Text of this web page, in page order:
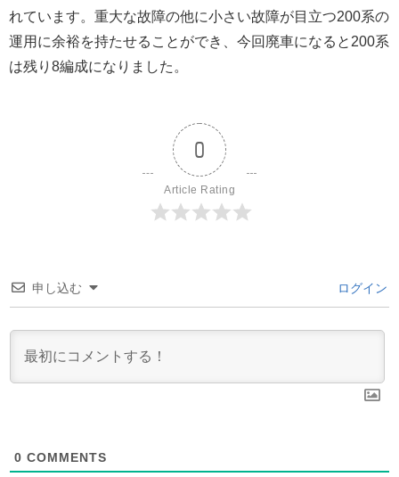
れています。重大な故障の他に小さい故障が目立つ200系の
運用に余裕を持たせることができ、今回廃車になると200系
は残り8編成になりました。
0
Article Rating
申し込む ログイン
0 COMMENTS